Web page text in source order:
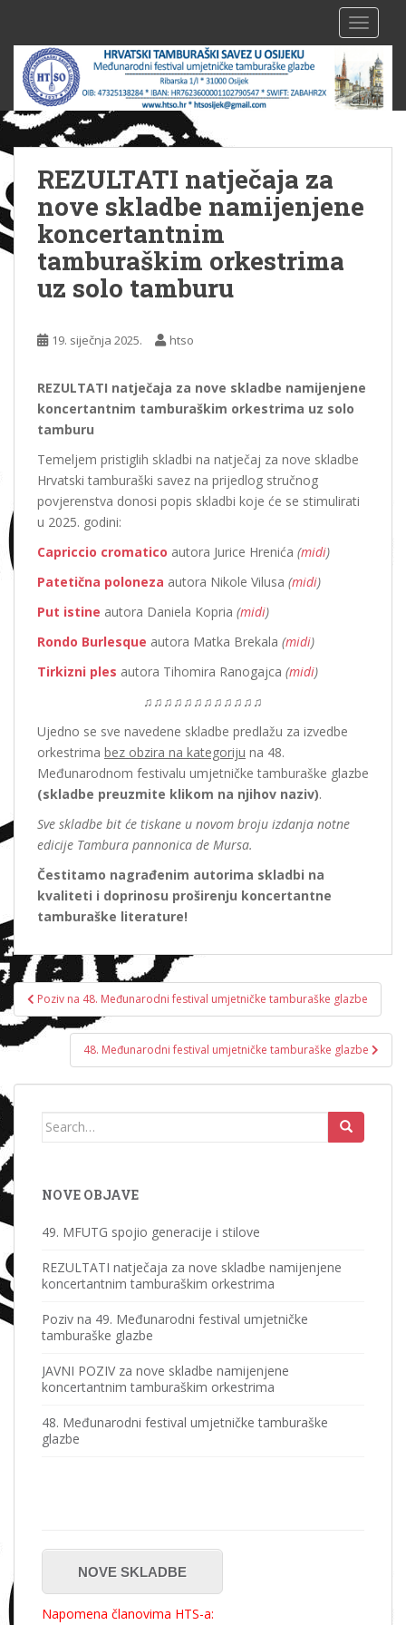
o
a
n
c
o
REZULTATI natječaja za
nove skladbe namijenjene
koncertantnim
tamburaškim orkestrima
uz solo tamburu
19. siječnja 2025. htso
REZULTATI natječaja za nove skladbe namijenjene
koncertantnim tamburaškim orkestrima uz solo
tamburu
Temeljem pristiglih skladbi na natječaj za nove skladbe
Hrvatski tamburaški savez na prijedlog stručnog
povjerenstva donosi popis skladbi koje će se stimulirati
u 2025. godini:
Capriccio cromatico autora Jurice Hrenića (midi)
Patetična poloneza autora Nikole Vilusa (midi)
Put istine autora Daniela Kopria (midi)
Rondo Burlesque autora Matka Brekala (midi)
Tirkizni ples autora Tihomira Ranogajca (midi)
♫♫♫♫♫♫♫♫♫♫♫♫
Ujedno se sve navedene skladbe predlažu za izvedbe
orkestrima bez obzira na kategoriju na 48.
Međunarodnom festivalu umjetničke tamburaške glazbe
(skladbe preuzmite klikom na njihov naziv).
Sve skladbe bit će tiskane u novom broju izdanja notne
edicije Tambura pannonica de Mursa.
Čestitamo nagrađenim autorima skladbi na
kvaliteti i doprinosu proširenju koncertantne
tamburaške literature!
Navigacija
objava
Poziv na 48. Međunarodni festival umjetničke tamburaške glazbe
48. Međunarodni festival umjetničke tamburaške glazbe
Search
NOVE OBJAVE
49. MFUTG spojio generacije i stilove
REZULTATI natječaja za nove skladbe namijenjene
koncertantnim tamburaškim orkestrima
Poziv na 49. Međunarodni festival umjetničke
tamburaške glazbe
JAVNI POZIV za nove skladbe namijenjene
koncertantnim tamburaškim orkestrima
48. Međunarodni festival umjetničke tamburaške
glazbe
NOVE SKLADBE
Napomena članovima HTS-a: